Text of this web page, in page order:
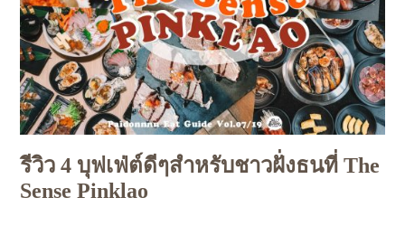
รีวิว 4 บุฟเฟ่ต์ดีๆสำหรับชาวฝั่งธนที่ The
Sense Pinklao